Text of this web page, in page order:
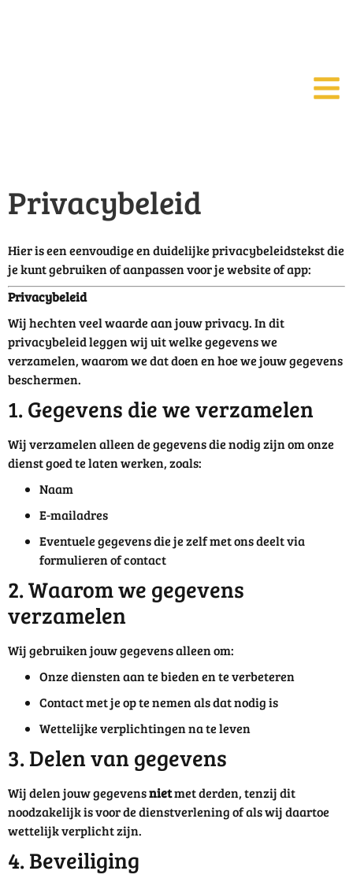
Privacybeleid
Hier is een eenvoudige en duidelijke privacybeleidstekst die
je kunt gebruiken of aanpassen voor je website of app:
Privacybeleid
Wij hechten veel waarde aan jouw privacy. In dit
privacybeleid leggen wij uit welke gegevens we
verzamelen, waarom we dat doen en hoe we jouw gegevens
beschermen.
1. Gegevens die we verzamelen
Wij verzamelen alleen de gegevens die nodig zijn om onze
dienst goed te laten werken, zoals:
Naam
E-mailadres
Eventuele gegevens die je zelf met ons deelt via
formulieren of contact
2. Waarom we gegevens
verzamelen
Wij gebruiken jouw gegevens alleen om:
Onze diensten aan te bieden en te verbeteren
Contact met je op te nemen als dat nodig is
Wettelijke verplichtingen na te leven
3. Delen van gegevens
Wij delen jouw gegevensnietmet derden, tenzij dit
noodzakelijk is voor de dienstverlening of als wij daartoe
wettelijk verplicht zijn.
4. Beveiliging